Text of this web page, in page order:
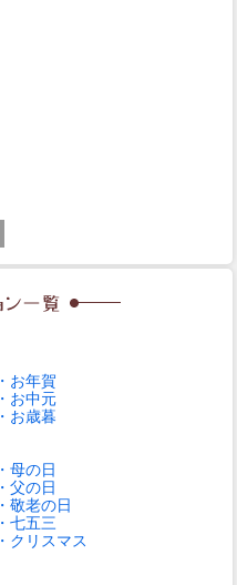
・お年賀
・お中元
・お歳暮
・母の日
・父の日
・敬老の日
・七五三
・クリスマス